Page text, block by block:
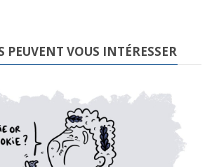
PEUVENT VOUS INTÉRESSER